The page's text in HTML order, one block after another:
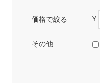
価格で絞る ¥
その他